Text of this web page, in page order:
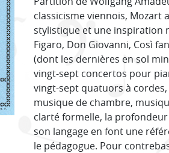
classicisme viennois, Mozart
stylistique et une inspiration
Figaro, Don Giovanni, Così
(dont les dernières en sol
vingt-sept concertos pour
vingt-sept quatuors à
musique de chambre,
clarté formelle, la
son langage en font une
le pédagogue. Pour